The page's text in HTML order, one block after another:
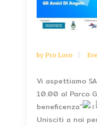
by Pro Loco
Vi aspettiamo
10.00 al Parco
beneficenza”
Unisciti a noi